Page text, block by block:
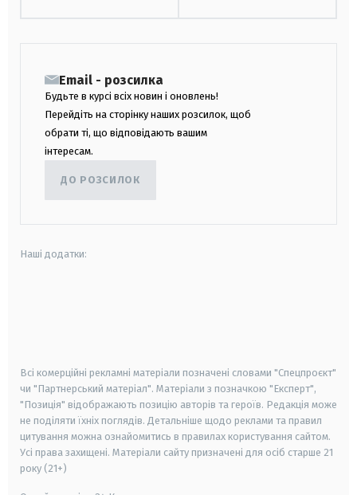
Email - розсилка
Будьте в курсі всіх новин і оновлень!
Перейдіть на сторінку наших розсилок, щоб
обрати ті, що відповідають вашим
інтересам.
ДО РОЗСИЛОК
Наші додатки:
Всі комерційні рекламні матеріали позначені словами "Спецпроєкт"
чи "Партнерський матеріал". Матеріали з позначкою "Експерт",
"Позиція" відображають позицію авторів та героїв. Редакція може
не поділяти їхніх поглядів. Детальніше щодо реклами та правил
цитування можна ознайомитись в правилах користування сайтом.
Усі права захищені. Матеріали сайту призначені для осіб старше 21
року (21+)